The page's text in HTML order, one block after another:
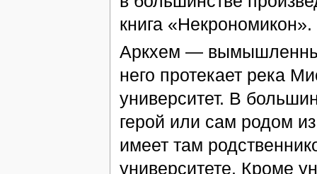
книга «Некрономикон».
Аркхем —
него протекает река
университет. В
герой или сам родом
имеет там
университете. Кроме